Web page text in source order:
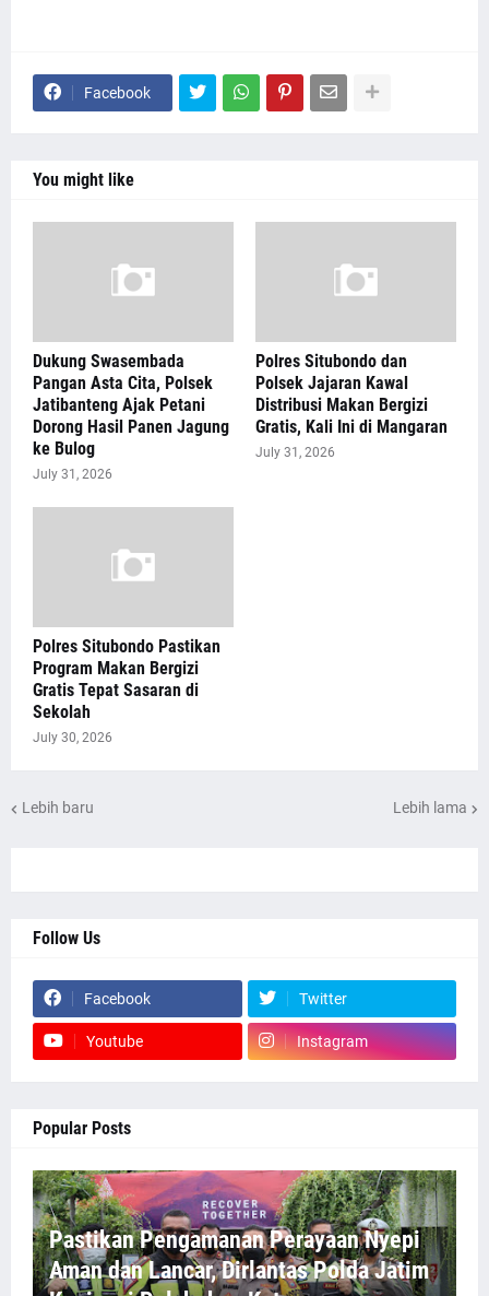
Facebook
You might like
Dukung Swasembada
Pangan Asta Cita, Polsek
Jatibanteng Ajak Petani
Dorong Hasil Panen Jagung
ke Bulog
July 31, 2026
Polres Situbondo dan
Polsek Jajaran Kawal
Distribusi Makan Bergizi
Gratis, Kali Ini di Mangaran
July 31, 2026
Polres Situbondo Pastikan
Program Makan Bergizi
Gratis Tepat Sasaran di
Sekolah
July 30, 2026
Lebih baru Lebih lama
Follow Us
Facebook Twitter
Youtube Instagram
Popular Posts
Pastikan Pengamanan Perayaan Nyepi
Aman dan Lancar, Dirlantas Polda Jatim